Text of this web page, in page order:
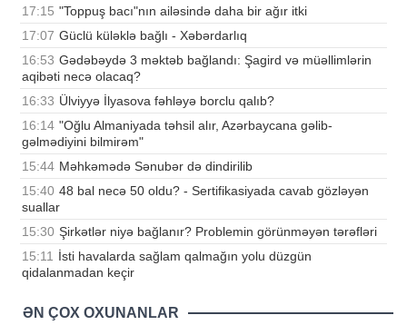
17:15 "Toppuş bacı"nın ailəsində daha bir ağır itki
17:07 Güclü küləklə bağlı - Xəbərdarlıq
16:53 Gədəbəydə 3 məktəb bağlandı: Şagird və müəllimlərin
aqibəti necə olacaq?
16:33 Ülviyyə İlyasova fəhləyə borclu qalıb?
16:14 "Oğlu Almaniyada təhsil alır, Azərbaycana gəlib-
gəlmədiyini bilmirəm"
15:44 Məhkəmədə Sənubər də dindirilib
15:40 48 bal necə 50 oldu? - Sertifikasiyada cavab gözləyən
suallar
15:30 Şirkətlər niyə bağlanır? Problemin görünməyən tərəfləri
15:11 İsti havalarda sağlam qalmağın yolu düzgün
qidalanmadan keçir
ƏN ÇOX OXUNANLAR